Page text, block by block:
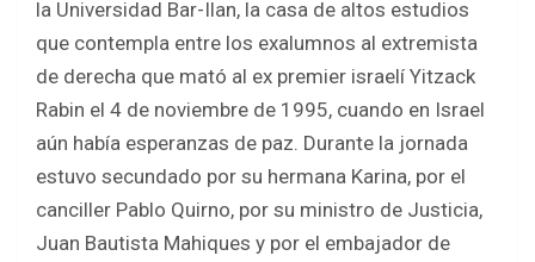
la Universidad Bar-Ilan, la casa de altos estudios
que contempla entre los exalumnos al extremista
de derecha que mató al ex premier israelí Yitzack
Rabin el 4 de noviembre de 1995, cuando en Israel
aún había esperanzas de paz. Durante la jornada
estuvo secundado por su hermana Karina, por el
canciller Pablo Quirno, por su ministro de Justicia,
Juan Bautista Mahiques y por el embajador de